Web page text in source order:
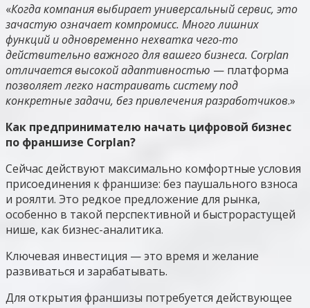
«Когда компания выбирает универсальный сервис, это
зачастую означает компромисс. Много лишних
функций и одновременно нехватка чего-то
действительно важного для вашего бизнеса. Corplan
отличается высокой адаптивностью — платформа
позволяет легко настраивать систему под
конкретные задачи, без привлечения разработчиков.»
Как предпринимателю начать цифровой бизнес
по франшизе Corplan?
Сейчас действуют максимально комфортные условия
присоединения к франшизе: без паушального взноса
и роялти. Это редкое предложение для рынка,
особенно в такой перспективной и быстрорастущей
нише, как бизнес-аналитика.
Ключевая инвестиция — это время и желание
развиваться и зарабатывать.
Для открытия франшизы потребуется действующее